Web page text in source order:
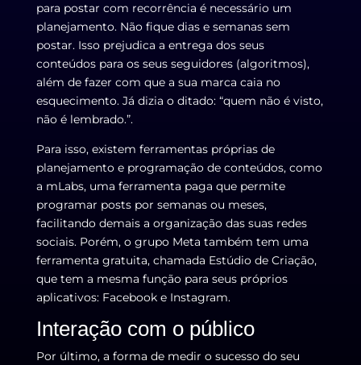
para postar com recorrência é necessário um
planejamento. Não fique dias e semanas sem
postar. Isso prejudica a entrega dos seus
conteúdos para os seus seguidores (algoritmos),
além de fazer com que a sua marca caia no
esquecimento. Já dizia o ditado: “quem não é visto,
não é lembrado.”.
Para isso, existem ferramentas próprias de
planejamento e programação de conteúdos, como
a mLabs, uma ferramenta paga que permite
programar posts por semanas ou meses,
facilitando demais a organização das suas redes
sociais. Porém, o grupo Meta também tem uma
ferramenta gratuita, chamada Estúdio de Criação,
que tem a mesma função para seus próprios
aplicativos: Facebook e Instagram.
Interação com o público
Por último, a forma de medir o sucesso do seu